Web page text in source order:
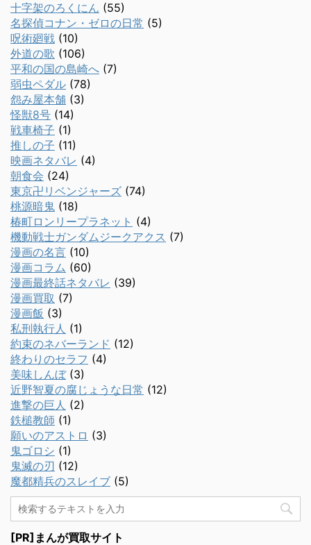
十字架のろくにん (55)
名探偵コナン・ゼロの日常 (5)
呪術廻戦 (10)
外道の歌 (106)
平和の国の島崎へ (7)
弱虫ペダル (78)
怨み屋本舗 (3)
怪獣8号 (14)
戦車椅子 (1)
推しの子 (11)
映画ネタバレ (4)
朝食会 (24)
東京卍リベンジャーズ (74)
桃源暗鬼 (18)
椿町ロンリープラネット (4)
機動戦士ガンダムジークアクス (7)
漫画の名言 (10)
漫画コラム (60)
漫画最終話ネタバレ (39)
漫画買取 (7)
漫画飯 (3)
私刑執行人 (1)
約束のネバーランド (12)
終わりのセラフ (4)
美味しんぼ(3)
近野智夏の腐じょうな日常 (12)
進撃の巨人 (2)
鉄槌教師 (1)
願いのアストロ (3)
鬼ゴロシ (1)
鬼滅の刃 (12)
魔都精兵のスレイブ (5)
[PR]まんが買取サイト